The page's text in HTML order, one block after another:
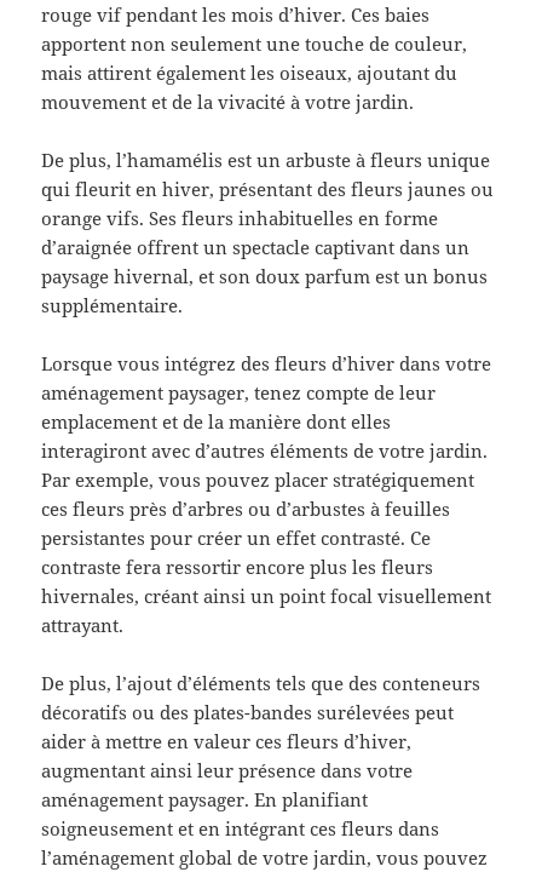
rouge vif pendant les mois d’hiver. Ces baies
apportent non seulement une touche de couleur,
mais attirent également les oiseaux, ajoutant du
mouvement et de la vivacité à votre jardin.
De plus, l’hamamélis est un arbuste à fleurs unique
qui fleurit en hiver, présentant des fleurs jaunes ou
orange vifs. Ses fleurs inhabituelles en forme
d’araignée offrent un spectacle captivant dans un
paysage hivernal, et son doux parfum est un bonus
supplémentaire.
Lorsque vous intégrez des fleurs d’hiver dans votre
aménagement paysager, tenez compte de leur
emplacement et de la manière dont elles
interagiront avec d’autres éléments de votre jardin.
Par exemple, vous pouvez placer stratégiquement
ces fleurs près d’arbres ou d’arbustes à feuilles
persistantes pour créer un effet contrasté. Ce
contraste fera ressortir encore plus les fleurs
hivernales, créant ainsi un point focal visuellement
attrayant.
De plus, l’ajout d’éléments tels que des conteneurs
décoratifs ou des plates-bandes surélevées peut
aider à mettre en valeur ces fleurs d’hiver,
augmentant ainsi leur présence dans votre
aménagement paysager. En planifiant
soigneusement et en intégrant ces fleurs dans
l’aménagement global de votre jardin, vous pouvez